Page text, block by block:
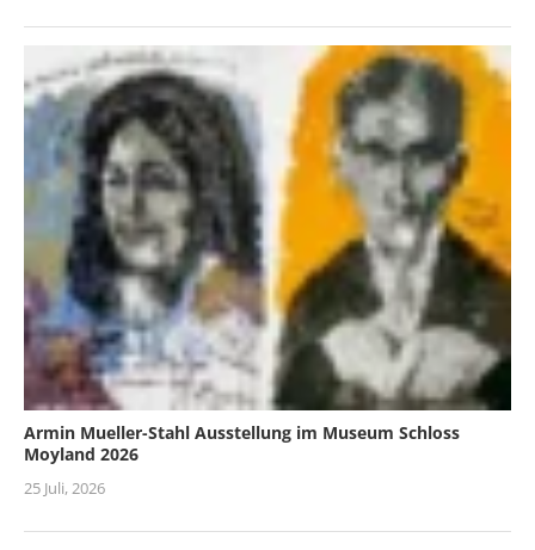
Armin Mueller-Stahl Ausstellung im Museum Schloss
Moyland 2026
25 Juli, 2026